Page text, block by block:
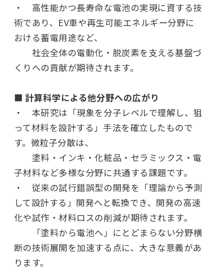
・ 高性能かつ長寿命な電池の実現に資する技
術であり、 EV車や再生可能エネルギー分野に
おける蓄電用途など、
社会全体の電動化・脱炭素を支える基盤づ
くりへの貢献が期待されます。
■ 計算科学による他分野への広がり
・ 本研究は「現象を分子レベルで理解し、狙
って材料を設計する」手法を確立したもので
す。微粒子分散は、
塗料・インキ・化粧品・セラミックス・電
子材料など多様な分野に共通する課題です。
・ 従来の試行錯誤型の開発を「理論から予測
して設計する」開発へと転換でき、開発の高速
化や試作・材料ロスの削減が期待されます。
「塗料から電池へ」にとどまらない分野横
断の技術展開を加速する点に、大きな意義があ
ります。